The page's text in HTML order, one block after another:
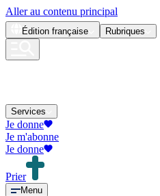
Aller au contenu principal
Édition française Rubriques
Services
Je donne
Je m'abonne
Je donne
Prier
Menu